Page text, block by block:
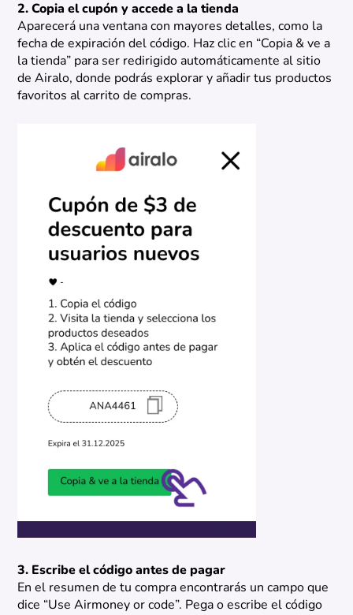
2. Copia el cupón y accede a la tienda
Aparecerá una ventana con mayores detalles, como la
fecha de expiración del código. Haz clic en “Copia & ve a
la tienda” para ser redirigido automáticamente al sitio
de Airalo, donde podrás explorar y añadir tus productos
favoritos al carrito de compras.
3. Escribe el código antes de pagar
En el resumen de tu compra encontrarás un campo que
dice “Use Airmoney or code”. Pega o escribe el código